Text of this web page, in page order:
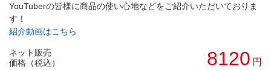
YouTuberの皆様に商品の使い心地などをご紹介いただいておりま
す！
紹介動画はこちら
ネット販売
価格（税込）
8120 円